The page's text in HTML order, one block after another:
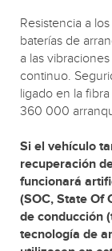
Resistencia a
baterías de
a las
continuo.
ligado en la
360 000
Si el vehículo
recuperación
funcionará
(SOC, State Of
de conducción
tecnología de